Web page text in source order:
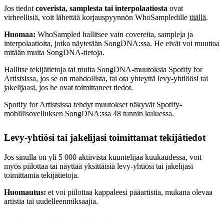
Jos tiedot coverista, samplesta tai interpolaatiosta ovat
virheellisiä, voit lähettää korjauspyynnön WhoSampledille täällä.
Huomaa: WhoSampled hallitsee vain covereita, sampleja ja
interpolaatioita, jotka näytetään SongDNA:ssa. He eivät voi muuttaa
mitään muita SongDNA-tietoja.
Hallitse tekijätietoja tai muita SongDNA-muutoksia Spotify for
Artistsissa, jos se on mahdollista, tai ota yhteyttä levy-yhtiöösi tai
jakelijaasi, jos he ovat toimittaneet tiedot.
Spotify for Artistsissa tehdyt muutokset näkyvät Spotify-
mobiilisovelluksen SongDNA:ssa 48 tunnin kuluessa.
Levy-yhtiösi tai jakelijasi toimittamat tekijätiedot
Jos sinulla on yli 5 000 aktiivista kuuntelijaa kuukaudessa, voit
myös piilottaa tai näyttää yksittäisiä levy-yhtiösi tai jakelijasi
toimittamia tekijätietoja.
Huomautus: et voi piilottaa kappaleesi pääartistia, mukana olevaa
artistia tai uudelleenmiksaajia.